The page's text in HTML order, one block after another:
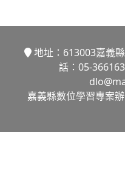
地址：613003嘉
話：05-
嘉義縣數位學習專案